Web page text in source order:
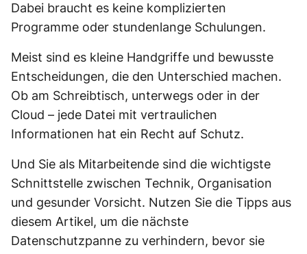
Dabei braucht es keine komplizierten
Programme oder stundenlange Schulungen.
Meist sind es kleine Handgriffe und bewusste
Entscheidungen, die den Unterschied machen.
Ob am Schreibtisch, unterwegs oder in der
Cloud – jede Datei mit vertraulichen
Informationen hat ein Recht auf Schutz.
Und Sie als Mitarbeitende sind die wichtigste
Schnittstelle zwischen Technik, Organisation
und gesunder Vorsicht. Nutzen Sie die Tipps aus
diesem Artikel, um die nächste
Datenschutzpanne zu verhindern, bevor sie